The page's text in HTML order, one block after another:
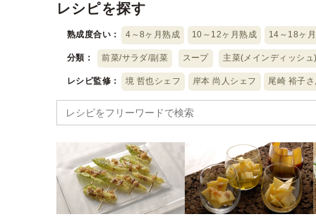
レシピを探す
熟成度合い： 4～8ヶ月熟成 10～12ヶ月熟成 14～18ヶ
分類： 前菜/サラダ/副菜 スープ 主菜(メインディッシュ
レシピ監修： 境 哲也シェフ 岸本 尚人シェフ 尾崎 裕子
Search
for: